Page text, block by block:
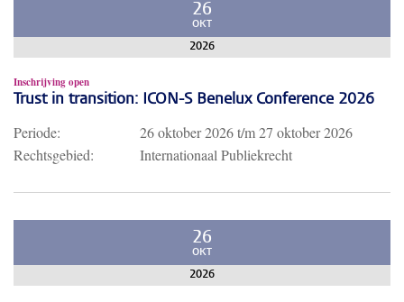
26
OKT
2026
Inschrijving open
Trust in transition: ICON-S Benelux Conference 2026
Periode: 26 oktober 2026t/m27 oktober 2026
Rechtsgebied:
Internationaal Publiekrecht
26
OKT
2026